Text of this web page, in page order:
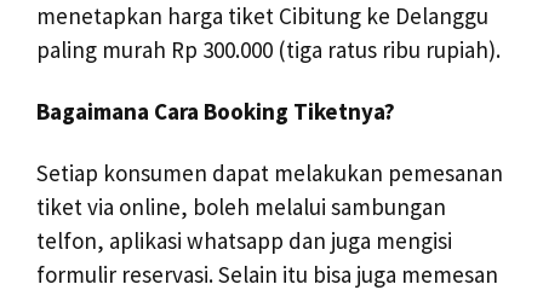
menetapkan harga tiket Cibitung ke Delanggu
paling murah Rp 300.000 (tiga ratus ribu rupiah).
Bagaimana Cara Booking Tiketnya?
Setiap konsumen dapat melakukan pemesanan
tiket via online, boleh melalui sambungan
telfon, aplikasi whatsapp dan juga mengisi
formulir reservasi. Selain itu bisa juga memesan